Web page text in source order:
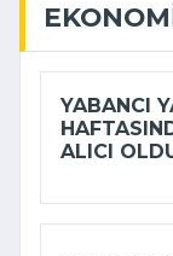
YABANCI
ALICI